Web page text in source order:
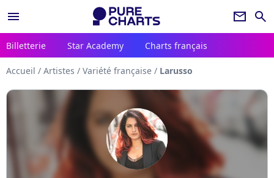
menu newsletter search
Billetterie Star Academy Charts français
Accueil / Artistes / Variété française / Larusso